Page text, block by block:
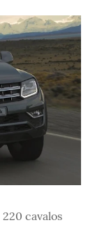
cavalos